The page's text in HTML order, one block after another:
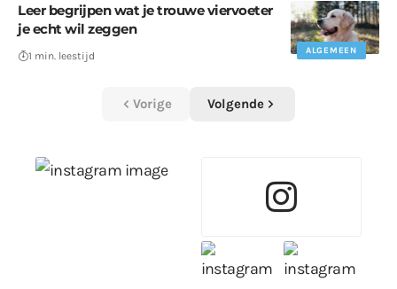
ALGEMEEN
Leer begrijpen wat je trouwe viervoeter
je echt wil zeggen
1 min. leestijd
Vorige Volgende